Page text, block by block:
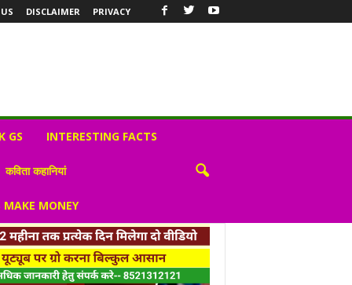
DISCLAIMER PRIVACY
GS INTERESTING FACTS
कविता कहानियां
MONEY